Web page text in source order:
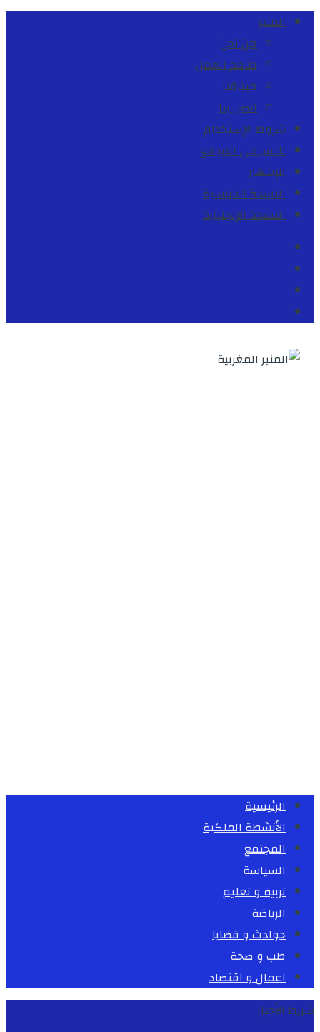
المنبر
من نحن
طاقم العمل
ميثاقنا
اتصل بنا
شروط الإستخدام
للنشر في الموقع
للإشهار
النسخة الفرنسية
النسخة الإنجليزية
الرئيسية
الأنشطة الملكية
المجتمع
السياسة
تربية و تعليم
الرياضة
حوادث و قضايا
طب و صحة
اعمال و اقتصاد
شريط الأخبار